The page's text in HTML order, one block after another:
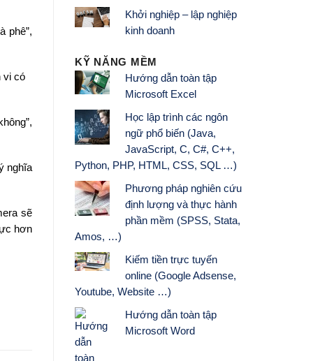
phê”,
vi có
nghĩa
sẽ
hơn
Khởi nghiệp – lập nghiệp
kinh doanh
KỸ NĂNG MỀM
Hướng dẫn toàn tập
Microsoft Excel
Học lập trình các ngôn
ngữ phổ biến (Java,
JavaScript, C, C#, C++,
Python, PHP, HTML, CSS, SQL …)
Phương pháp nghiên cứu
định lượng và thực hành
phần mềm (SPSS, Stata,
Amos, …)
Kiếm tiền trực tuyến
online (Google Adsense,
Youtube, Website …)
Hướng dẫn toàn tập
Microsoft Word